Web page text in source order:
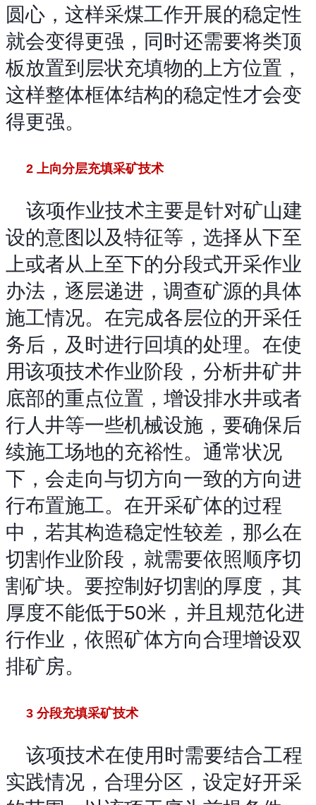
圆心，这样采煤工作开展的稳定性
就会变得更强，同时还需要将类顶
板放置到层状充填物的上方位置，
这样整体框体结构的稳定性才会变
得更强。
2 上向分层充填采矿技术
该项作业技术主要是针对矿山建
设的意图以及特征等，选择从下至
上或者从上至下的分段式开采作业
办法，逐层递进，调查矿源的具体
施工情况。在完成各层位的开采任
务后，及时进行回填的处理。在使
用该项技术作业阶段，分析井矿井
底部的重点位置，增设排水井或者
行人井等一些机械设施，要确保后
续施工场地的充裕性。通常状况
下，会走向与切方向一致的方向进
行布置施工。在开采矿体的过程
中，若其构造稳定性较差，那么在
切割作业阶段，就需要依照顺序切
割矿块。要控制好切割的厚度，其
厚度不能低于50米，并且规范化进
行作业，依照矿体方向合理增设双
排矿房。
3 分段充填采矿技术
该项技术在使用时需要结合工程
实践情况，合理分区，设定好开采